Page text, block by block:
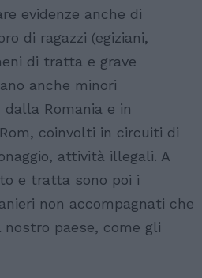
evidenze anche di
di ragazzi (egiziani,
di tratta e grave
anche minori
Romania e in
coinvolti in circuiti di
attività illegali. A
e tratta sono poi i
non accompagnati che
nostro paese, come gli